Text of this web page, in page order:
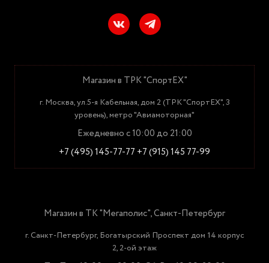
Магазин в ТРК "СпортЕХ"
г. Москва, ул.5-я Кабельная, дом 2 (ТРК "СпортЕХ", 3
уровень), метро "Авиамоторная"
Ежедневно с 10:00 до 21:00
+7 (495) 145-77-77 +7 (915) 145 77-99
Магазин в ТК "Мегаполис", Санкт-Петербург
г. Санкт-Петербург, Богатырский Проспект дом 14 корпус
2, 2-ой этаж